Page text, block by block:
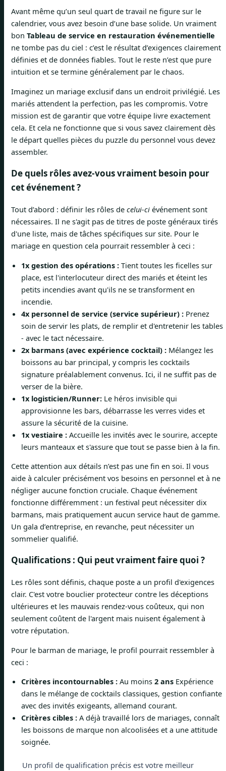
Avant même qu’un seul quart de travail ne figure sur le
calendrier, vous avez besoin d’une base solide. Un vraiment
bon Tableau de service en restauration événementielle
ne tombe pas du ciel : c’est le résultat d’exigences clairement
définies et de données fiables. Tout le reste n’est que pure
intuition et se termine généralement par le chaos.
Imaginez un mariage exclusif dans un endroit privilégié. Les
mariés attendent la perfection, pas les compromis. Votre
mission est de garantir que votre équipe livre exactement
cela. Et cela ne fonctionne que si vous savez clairement dès
le départ quelles pièces du puzzle du personnel vous devez
assembler.
De quels rôles avez-vous vraiment besoin pour
cet événement ?
Tout d’abord : définir les rôles de celui-ci événement sont
nécessaires. Il ne s'agit pas de titres de poste généraux tirés
d'une liste, mais de tâches spécifiques sur site. Pour le
mariage en question cela pourrait ressembler à ceci :
1x gestion des opérations : Tient toutes les ficelles sur
place, est l'interlocuteur direct des mariés et éteint les
petits incendies avant qu'ils ne se transforment en
incendie.
4x personnel de service (service supérieur) : Prenez
soin de servir les plats, de remplir et d'entretenir les tables
- avec le tact nécessaire.
2x barmans (avec expérience cocktail) : Mélangez les
boissons au bar principal, y compris les cocktails
signature préalablement convenus. Ici, il ne suffit pas de
verser de la bière.
1x logisticien/Runner: Le héros invisible qui
approvisionne les bars, débarrasse les verres vides et
assure la sécurité de la cuisine.
1x vestiaire : Accueille les invités avec le sourire, accepte
leurs manteaux et s'assure que tout se passe bien à la fin.
Cette attention aux détails n’est pas une fin en soi. Il vous
aide à calculer précisément vos besoins en personnel et à ne
négliger aucune fonction cruciale. Chaque événement
fonctionne différemment : un festival peut nécessiter dix
barmans, mais pratiquement aucun service haut de gamme.
Un gala d’entreprise, en revanche, peut nécessiter un
sommelier qualifié.
Qualifications : Qui peut vraiment faire quoi ?
Les rôles sont définis, chaque poste a un profil d'exigences
clair. C'est votre bouclier protecteur contre les déceptions
ultérieures et les mauvais rendez-vous coûteux, qui non
seulement coûtent de l'argent mais nuisent également à
votre réputation.
Pour le barman de mariage, le profil pourrait ressembler à
ceci :
Critères incontournables : Au moins 2 ans Expérience
dans le mélange de cocktails classiques, gestion confiante
avec des invités exigeants, allemand courant.
Critères cibles : A déjà travaillé lors de mariages, connaît
les boissons de marque non alcoolisées et a une attitude
soignée.
Un profil de qualification précis est votre meilleur